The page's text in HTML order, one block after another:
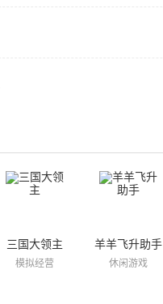
三国大领主
模拟经营
羊羊飞升助手
休闲游戏